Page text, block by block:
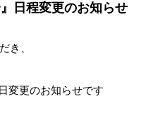
日程変更のお知らせ
き、
変更のお知らせです